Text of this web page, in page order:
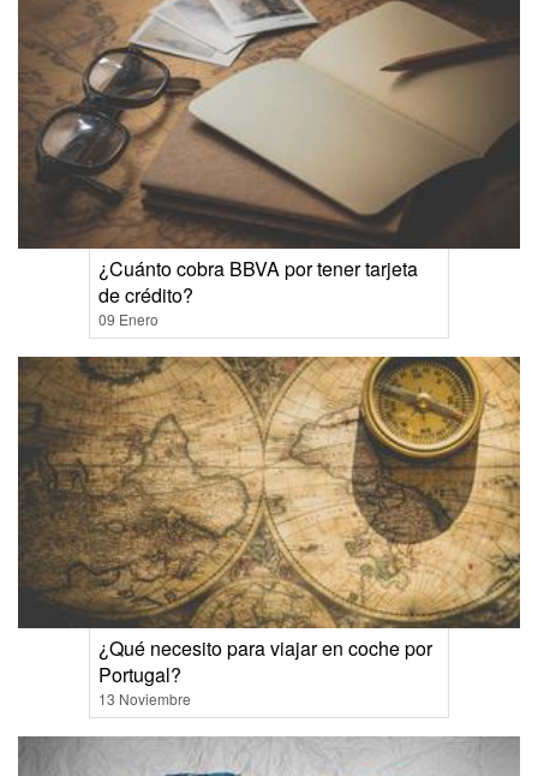
¿Cuánto cobra BBVA por tener tarjeta
de crédito?
09 Enero
¿Qué necesito para viajar en coche por
Portugal?
13 Noviembre